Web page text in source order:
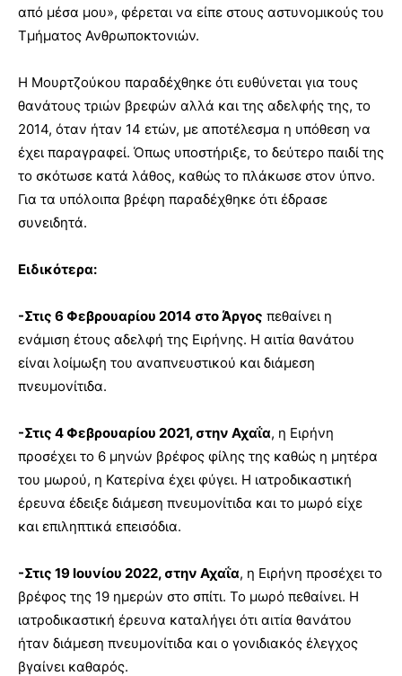
από μέσα μου», φέρεται να είπε στους αστυνομικούς του
Τμήματος Ανθρωποκτονιών.
Η Μουρτζούκου παραδέχθηκε ότι ευθύνεται για τους
θανάτους τριών βρεφών αλλά και της αδελφής της, το
2014, όταν ήταν 14 ετών, με αποτέλεσμα η υπόθεση να
έχει παραγραφεί. Όπως υποστήριξε, το δεύτερο παιδί της
το σκότωσε κατά λάθος, καθώς το πλάκωσε στον ύπνο.
Για τα υπόλοιπα βρέφη παραδέχθηκε ότι έδρασε
συνειδητά.
Ειδικότερα:
-Στις 6 Φεβρουαρίου 2014 στο Άργος πεθαίνει η
ενάμιση έτους αδελφή της Ειρήνης. Η αιτία θανάτου
είναι λοίμωξη του αναπνευστικού και διάμεση
πνευμονίτιδα.
-Στις 4 Φεβρουαρίου 2021, στην Αχαΐα, η Ειρήνη
προσέχει το 6 μηνών βρέφος φίλης της καθώς η μητέρα
του μωρού, η Κατερίνα έχει φύγει. Η ιατροδικαστική
έρευνα έδειξε διάμεση πνευμονίτιδα και το μωρό είχε
και επιληπτικά επεισόδια.
-Στις 19 Ιουνίου 2022, στην Αχαΐα, η Ειρήνη προσέχει το
βρέφος της 19 ημερών στο σπίτι. Το μωρό πεθαίνει. Η
ιατροδικαστική έρευνα καταλήγει ότι αιτία θανάτου
ήταν διάμεση πνευμονίτιδα και ο γονιδιακός έλεγχος
βγαίνει καθαρός.